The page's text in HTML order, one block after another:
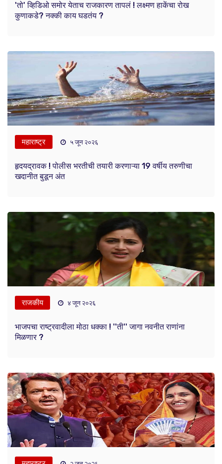
'तो' व्हिडिओ समोर येताच राजकारण तापलं ! लक्ष्मण हाकेंचा रोख
कुणाकडे? नक्की काय घडतंय ?
महाराष्ट्र ५ जून २०२६
हृदयद्रावक ! पोलीस भरतीची तयारी करणाऱ्या 19 वर्षीय तरुणीचा
खदानीत बुडून अंत
राजकीय ४ जून २०२६
भाजपचा राष्ट्रवादीला मोठा धक्का ! ''ती'' जागा नवनीत राणांना
मिळणार ?